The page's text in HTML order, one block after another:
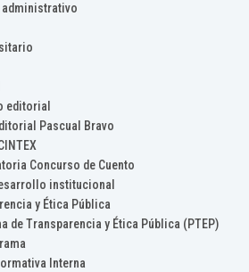
administrativo
editorial
Pascual Bravo
Concurso de Cuento
institucional
y Ética Pública
de Transparencia y Ética Pública (PTEP)
Interna